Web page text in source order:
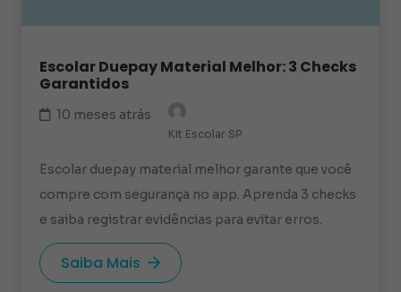
Escolar Duepay Material Melhor: 3 Checks
Garantidos
10 meses atrás
Kit Escolar SP
Escolar duepay material melhor garante que você
compre com segurança no app. Aprenda 3 checks
e saiba registrar evidências para evitar erros.
Saiba Mais